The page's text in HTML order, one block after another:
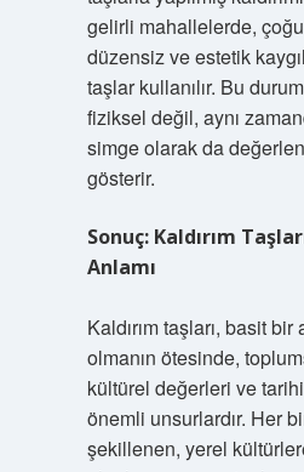
gelirli mahallelerde, çoğu
düzensiz ve estetik
taşlar kullanılır. Bu
fiziksel değil, aynı
simge olarak da
gösterir.
Sonuç: Kaldırım
Anlamı
Kaldırım taşları, basit bir
olmanın ötesinde,
kültürel değerleri ve
önemli unsurlardır. Her
şekillenen, yerel